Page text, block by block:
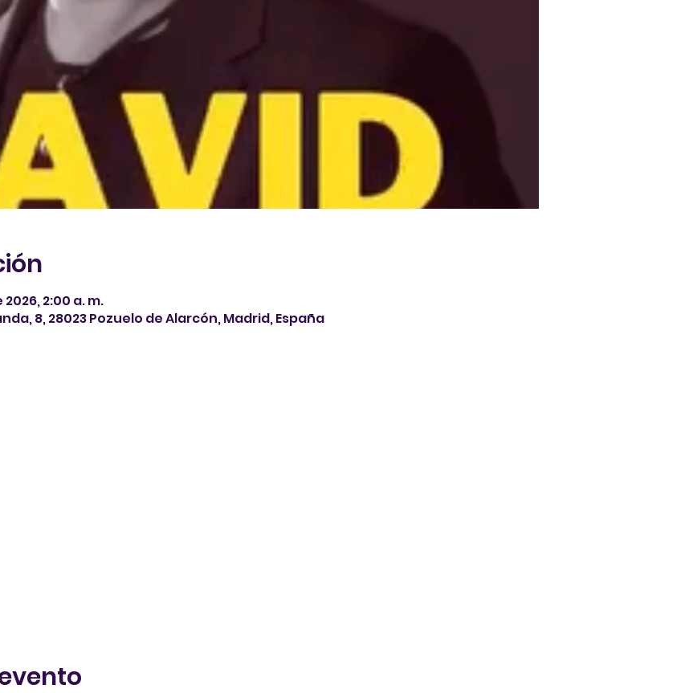
2026, 2:00 a. m.
8, 28023 Pozuelo de Alarcón, Madrid, España